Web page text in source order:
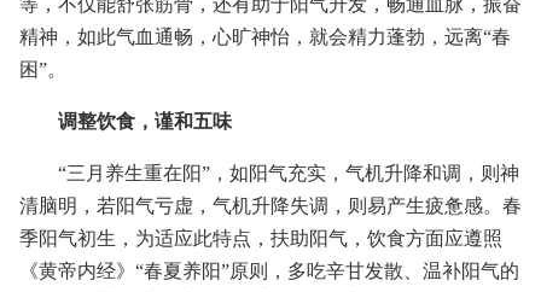
等，不仅能舒张筋骨，还有助于阳气升发，畅通血脉，振奋
精神，如此气血通畅，心旷神怡，就会精力蓬勃，远离“春
困”。
调整饮食，谨和五味
“三月养生重在阳”，如阳气充实，气机升降和调，则神
清脑明，若阳气亏虚，气机升降失调，则易产生疲惫感。春
季阳气初生，为适应此特点，扶助阳气，饮食方面应遵照
《黄帝内经》“春夏养阳”原则，多吃辛甘发散、温补阳气的